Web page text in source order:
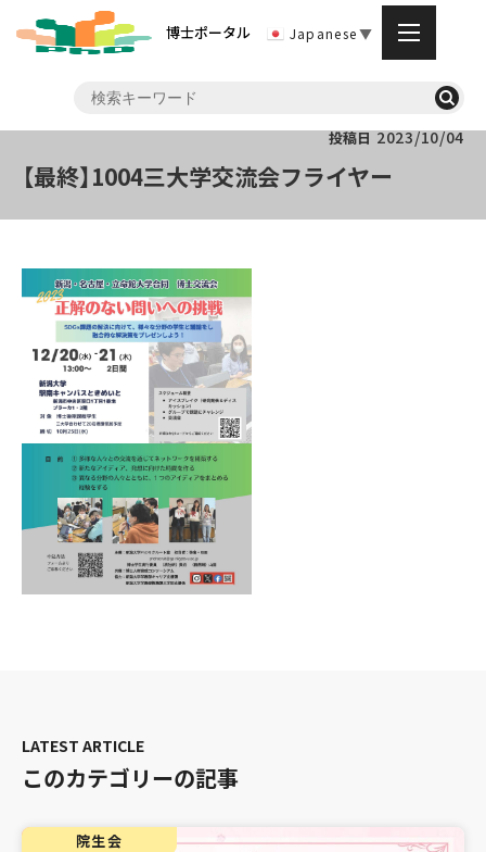
博士ポータル Japanese▼
投稿日 2023/10/04
【最終】1004三大学交流会フライヤー
このカテゴリーの記事
院生会